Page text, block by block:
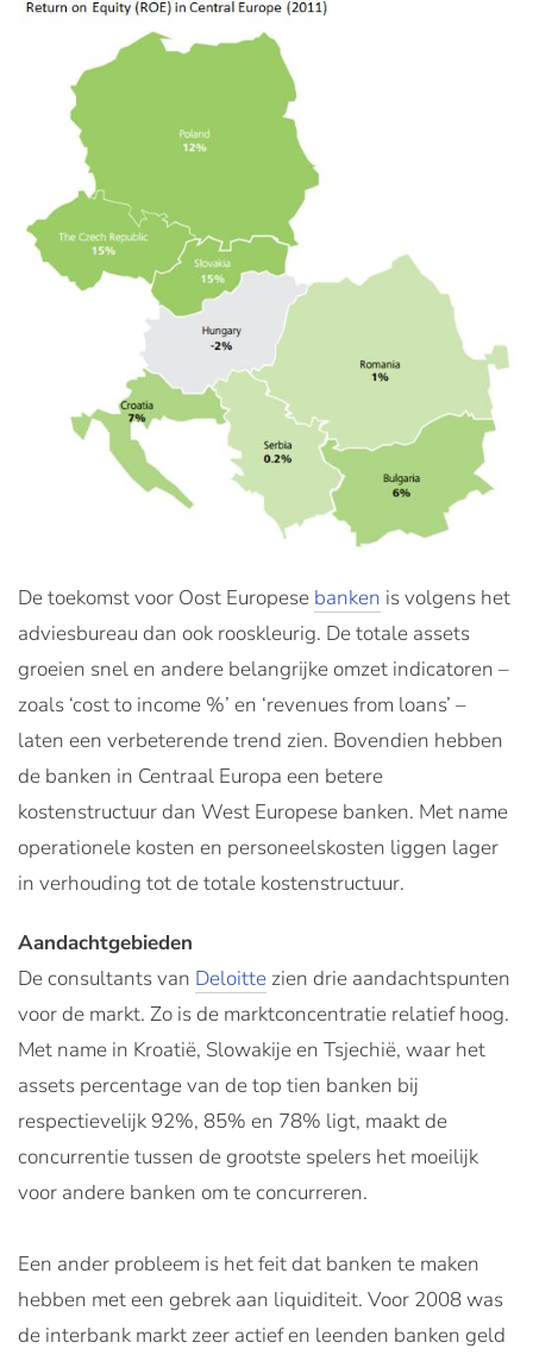
De toekomst voor Oost Europese banken is volgens het
adviesbureau dan ook rooskleurig. De totale assets
groeien snel en andere belangrijke omzet indicatoren –
zoals ‘cost to income %’ en ‘revenues from loans’ –
laten een verbeterende trend zien. Bovendien hebben
de banken in Centraal Europa een betere
kostenstructuur dan West Europese banken. Met name
operationele kosten en personeelskosten liggen lager
in verhouding tot de totale kostenstructuur.
Aandachtgebieden
De consultants van Deloitte zien drie aandachtspunten
voor de markt. Zo is de marktconcentratie relatief hoog.
Met name in Kroatië, Slowakije en Tsjechië, waar het
assets percentage van de top tien banken bij
respectievelijk 92%, 85% en 78% ligt, maakt de
concurrentie tussen de grootste spelers het moeilijk
voor andere banken om te concurreren.
Een ander probleem is het feit dat banken te maken
hebben met een gebrek aan liquiditeit. Voor 2008 was
de interbank markt zeer actief en leenden banken geld